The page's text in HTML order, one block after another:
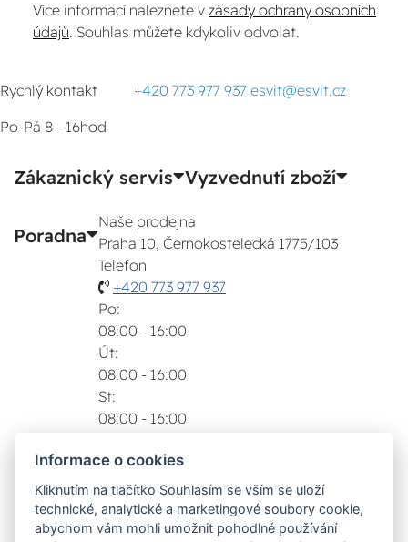
Více informací naleznete v zásady ochrany osobních
údajů . Souhlas můžete kdykoliv odvolat.
Rychlý kontakt +420 773 977 937 esvit@esvit.cz
Po-Pá 8 - 16hod
Zákaznický servis Vyzvednutí zboží
Poradna
Naše prodejna
Praha 10, Černokostelecká 1775/103
Telefon
+420 773 977 937
Po:
08:00 - 16:00
Út:
08:00 - 16:00
St:
08:00 - 16:00
08:00 - 16:00
Pá:
08:00 - 16:00
Zobrazit na mapě
Informace o cookies
Kliknutím na tlačítko Souhlasím se vším se uloží
technické, analytické a marketingové soubory cookie,
abychom vám mohli umožnit pohodlné používání